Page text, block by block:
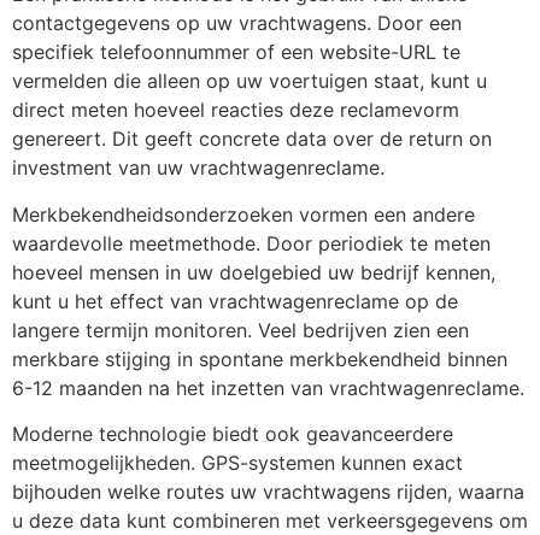
contactgegevens op uw vrachtwagens. Door een
specifiek telefoonnummer of een website-URL te
vermelden die alleen op uw voertuigen staat, kunt u
direct meten hoeveel reacties deze reclamevorm
genereert. Dit geeft concrete data over de return on
investment van uw vrachtwagenreclame.
Merkbekendheidsonderzoeken vormen een andere
waardevolle meetmethode. Door periodiek te meten
hoeveel mensen in uw doelgebied uw bedrijf kennen,
kunt u het effect van vrachtwagenreclame op de
langere termijn monitoren. Veel bedrijven zien een
merkbare stijging in spontane merkbekendheid binnen
6-12 maanden na het inzetten van vrachtwagenreclame.
Moderne technologie biedt ook geavanceerdere
meetmogelijkheden. GPS-systemen kunnen exact
bijhouden welke routes uw vrachtwagens rijden, waarna
u deze data kunt combineren met verkeersgegevens om